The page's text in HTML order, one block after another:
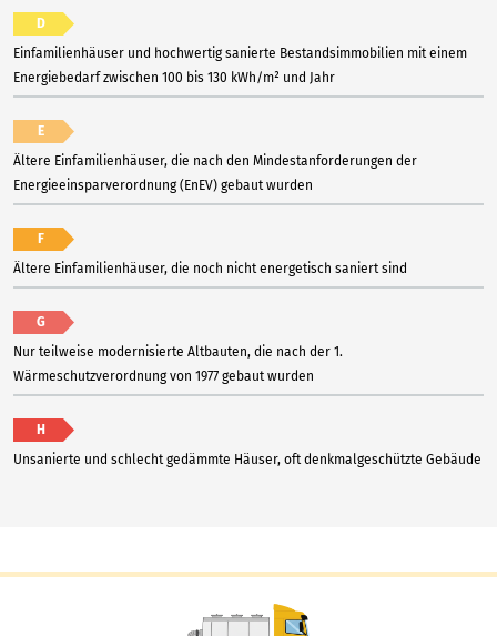
D
Einfamilienhäuser und hochwertig sanierte Bestandsimmobilien mit einem
Energiebedarf zwischen 100 bis 130 kWh/m² und Jahr
E
Ältere Einfamilienhäuser, die nach den Mindestanforderungen der
Energieeinsparverordnung (EnEV) gebaut wurden
F
Ältere Einfamilienhäuser, die noch nicht energetisch saniert sind
G
Nur teilweise modernisierte Altbauten, die nach der 1.
Wärmeschutzverordnung von 1977 gebaut wurden
H
Unsanierte und schlecht gedämmte Häuser, oft denkmalgeschützte Gebäude